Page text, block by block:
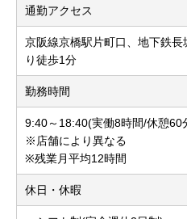
通勤アクセス
京阪線京橋駅片町口、地下鉄
り徒歩1分
勤務時間
9:40～18:40(実働8時間/休憩60
※店舗により異なる
※残業月平均12時間
休日・休暇